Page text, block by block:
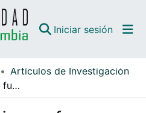
Iniciar sesión
Artículos de Investigación
La jurisprudencia y su fuerza vinculante